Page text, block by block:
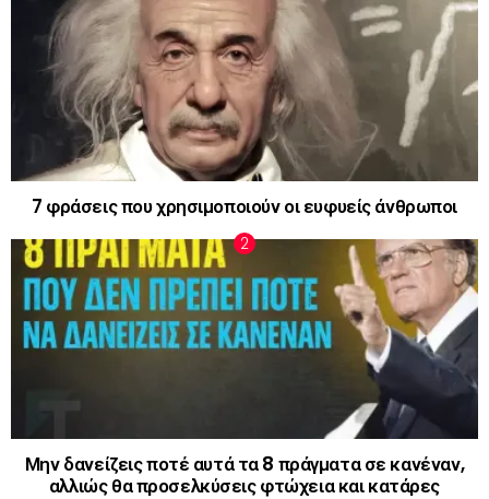
7 φράσεις που χρησιμοποιούν οι ευφυείς άνθρωποι
Μην δανείζεις ποτέ αυτά τα 8 πράγματα σε κανέναν,
αλλιώς θα προσελκύσεις φτώχεια και κατάρες